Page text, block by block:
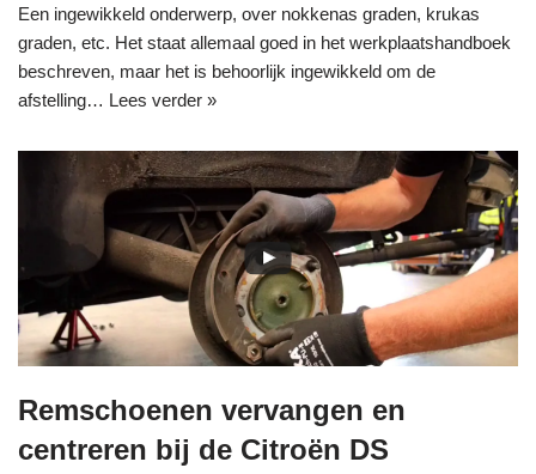
Een ingewikkeld onderwerp, over nokkenas graden, krukas
graden, etc. Het staat allemaal goed in het werkplaatshandboek
beschreven, maar het is behoorlijk ingewikkeld om de
afstelling… Lees verder »
Remschoenen vervangen en
centreren bij de Citroën DS